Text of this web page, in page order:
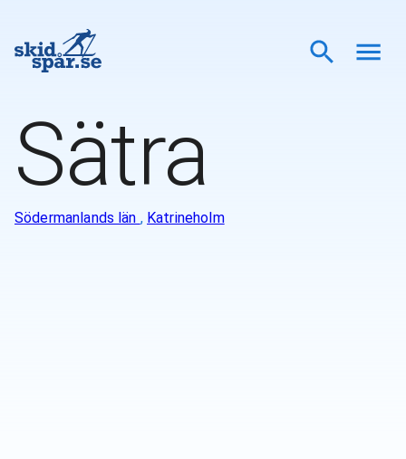
Sätra
Södermanlands län , Katrineholm